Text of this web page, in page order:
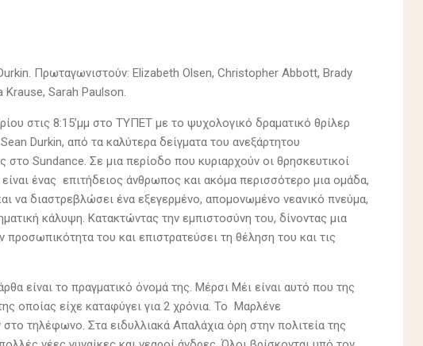
Πρωταγωνιστούν: Elizabeth Olsen, Christopher Abbott, Brady
Krause, Sarah Paulson.
στις 8:15’μμ στο ΤΥΠΕΤ με το ψυχολογικό δραματικό θρίλερ
Durkin, από τα καλύτερα δείγματα του ανεξάρτητου
Sundance. Σε μια περίοδο που κυριαρχούν οι θρησκευτικοί
ένας επιτήδειος άνθρωπος και ακόμα περισσότερο μια ομάδα,
να διαστρεβλώσει ένα εξεγερμένο, απομονωμένο νεανικό πνεύμα,
κάλυψη. Κατακτώντας την εμπιστοσύνη του, δίνοντας μια
του και επιστρατεύσει τη θέληση του και τις
είναι το πραγματικό όνομά της. Μέρσι Μέι είναι αυτό που της
οποίας είχε καταφύγει για 2 χρόνια. Το Μαρλένε
τηλέφωνο. Στα ειδυλλιακά Απαλάχια όρη στην πολιτεία της